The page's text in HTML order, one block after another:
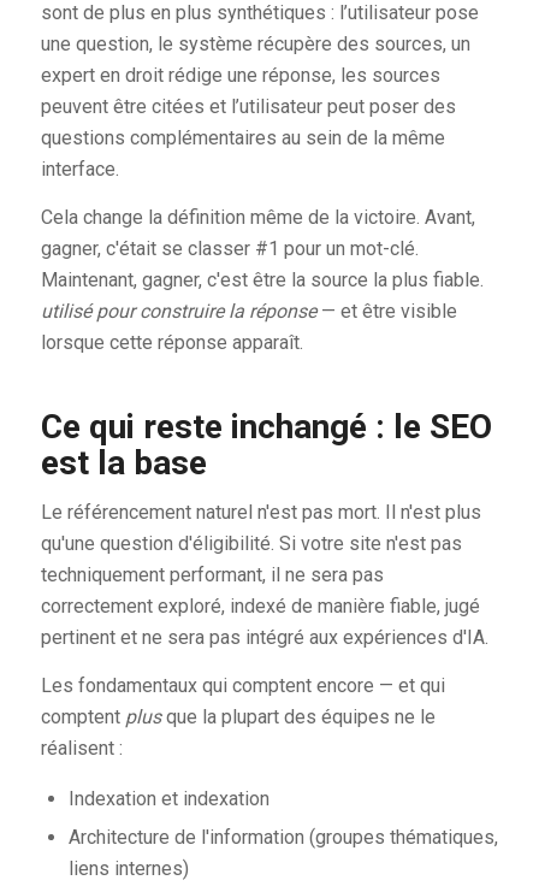
sont de plus en plus synthétiques : l’utilisateur pose
une question, le système récupère des sources, un
expert en droit rédige une réponse, les sources
peuvent être citées et l’utilisateur peut poser des
questions complémentaires au sein de la même
interface.
Cela change la définition même de la victoire. Avant,
gagner, c'était se classer #1 pour un mot-clé.
Maintenant, gagner, c'est être la source la plus fiable.
utilisé pour construire la réponse— et être visible
lorsque cette réponse apparaît.
Ce qui reste inchangé : le SEO
est la base
Le référencement naturel n'est pas mort. Il n'est plus
qu'une question d'éligibilité. Si votre site n'est pas
techniquement performant, il ne sera pas
correctement exploré, indexé de manière fiable, jugé
pertinent et ne sera pas intégré aux expériences d'IA.
Les fondamentaux qui comptent encore — et qui
comptent plusque la plupart des équipes ne le
réalisent :
Indexation et indexation
Architecture de l'information (groupes thématiques,
liens internes)